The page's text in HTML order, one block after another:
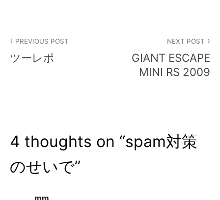
稿
シ
ョ
PREVIOUS POST
ツーレポ
NEXT POST
GIANT ESCAPE
MINI RS 2009
4 thoughts on “spam対策
のせいで”
mm